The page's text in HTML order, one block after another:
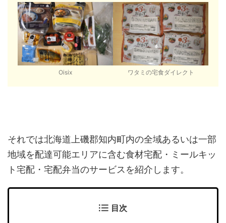
Oisix ワタミの宅食ダイレクト
それでは北海道上磯郡知内町内の全域あるいは一部
地域を配達可能エリアに含む食材宅配・ミールキッ
ト宅配・宅配弁当のサービスを紹介します。
目次